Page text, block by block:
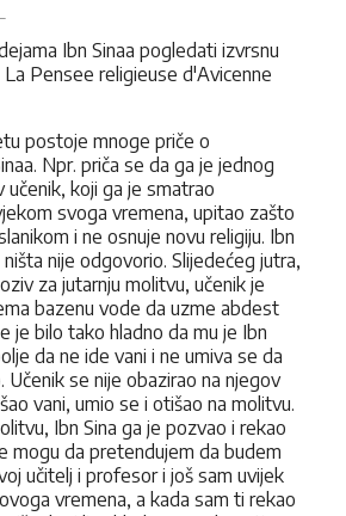
Ibn Sinaa pogledati izvrsnu
Pensee religieuse d'Avicenne
postoje mnoge priče o
Npr. priča se da ga je jednog
učenik, koji ga je smatrao
svoga vremena, upitao zašto
i ne osnuje novu religiju. Ibn
ništa nije odgovorio. Slijedećeg jutra,
za jutarnju molitvu, učenik je
bazenu vode da uzme abdest
je bilo tako hladno da mu je Ibn
da ne ide vani i ne umiva se da
Učenik se nije obazirao na njegov
vani, umio se i otišao na molitvu.
Ibn Sina ga je pozvao i rekao
mogu da pretendujem da budem
učitelj i profesor i još sam uvijek
vremena, a kada sam ti rekao